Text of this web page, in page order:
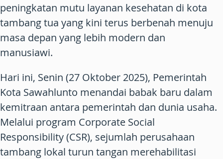
peningkatan mutu layanan kesehatan di kota
tambang tua yang kini terus berbenah menuju
masa depan yang lebih modern dan
manusiawi.
Hari ini, Senin (27 Oktober 2025), Pemerintah
Kota Sawahlunto menandai babak baru dalam
kemitraan antara pemerintah dan dunia usaha.
Melalui program Corporate Social
Responsibility (CSR), sejumlah perusahaan
tambang lokal turun tangan merehabilitasi